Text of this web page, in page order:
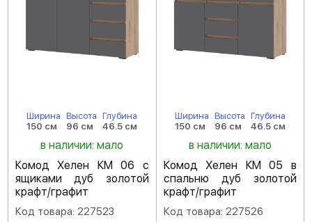
Ширина
150 см
Высота
96 см
Глубина
46.5 см
в наличии: мало
Комод Хелен КМ 06 с
ящиками дуб золотой
крафт/графит
Код товара: 227523
Ширина
150 см
Высота
96 см
Глубина
46.5 см
в наличии: мало
Комод Хелен КМ 05 в
спальню дуб золотой
крафт/графит
Код товара: 227526